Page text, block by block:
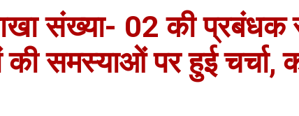
संख्या- 02 की प्रबंधक
समस्याओं पर हुई चर्चा,